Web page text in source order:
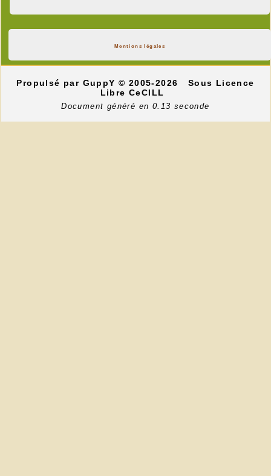
Mentions légales
Propulsé par GuppY© 2005-2026
Sous Licence
Libre CeCILL
Document généré en 0.13 seconde